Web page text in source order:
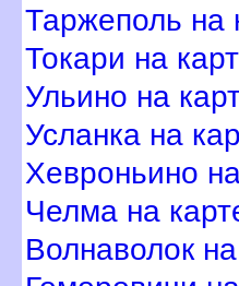
Таржеполь на
Токари на
Ульино на
Усланка на
Хевроньино
Челма на
олнаволок на